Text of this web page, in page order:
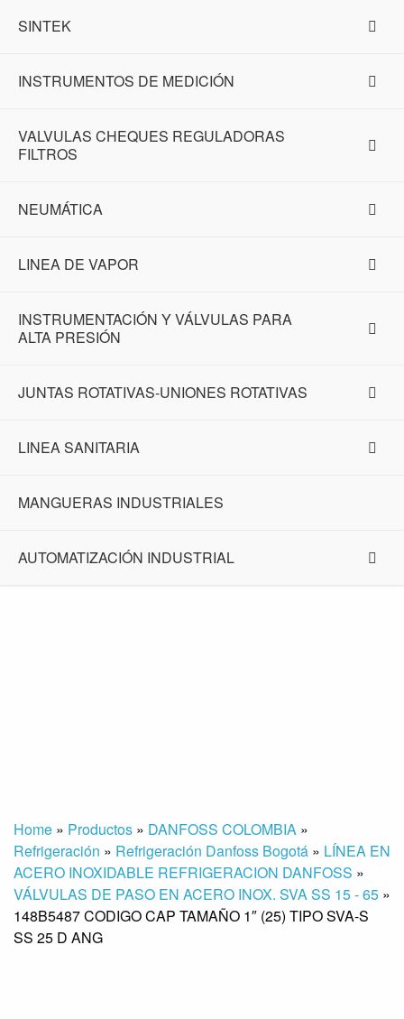
SINTEK
INSTRUMENTOS DE MEDICIÓN
VALVULAS CHEQUES REGULADORAS
FILTROS
NEUMÁTICA
LINEA DE VAPOR
INSTRUMENTACIÓN Y VÁLVULAS PARA
ALTA PRESIÓN
JUNTAS ROTATIVAS-UNIONES ROTATIVAS
LINEA SANITARIA
MANGUERAS INDUSTRIALES
AUTOMATIZACIÓN INDUSTRIAL
Home » Productos » DANFOSS COLOMBIA »
Refrigeración » Refrigeración Danfoss Bogotá » LÍNEA EN
ACERO INOXIDABLE REFRIGERACION DANFOSS »
VÁLVULAS DE PASO EN ACERO INOX. SVA SS 15 - 65 »
148B5487 CODIGO CAP TAMAÑO 1″ (25) TIPO SVA-S
SS 25 D ANG